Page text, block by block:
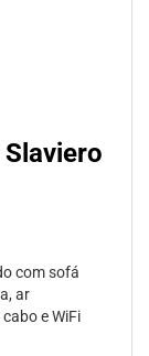
com sofá
ar
e WiFi